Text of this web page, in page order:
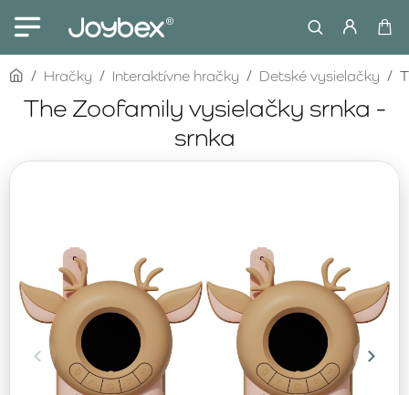
The Zoofamily vysielačky srnka -
srnka
homeHračky Interaktívne hračky Detské vysielačky